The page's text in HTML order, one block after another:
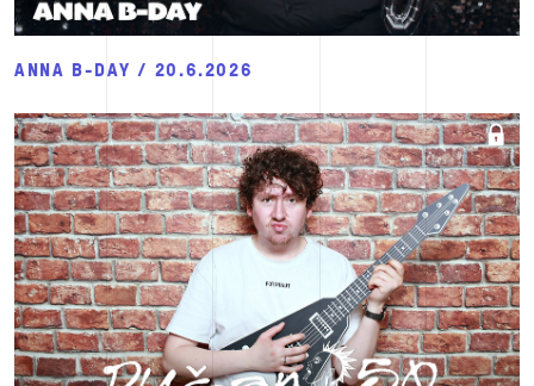
ANNA B-DAY / 20.6.2026